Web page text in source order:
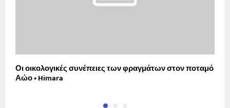
Οι οικολογικές συνέπειες των φραγμάτων στον ποταμό
Αώο • Himara